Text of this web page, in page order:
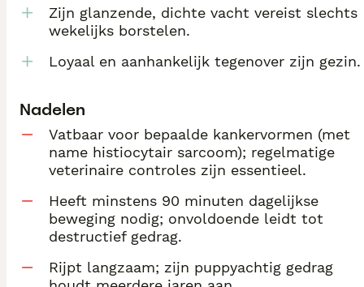
Zijn glanzende, dichte vacht vereist slechts
wekelijks borstelen.
Loyaal en aanhankelijk tegenover zijn gezin.
Nadelen
Vatbaar voor bepaalde kankervormen (met
name histiocytair sarcoom); regelmatige
veterinaire controles zijn essentieel.
Heeft minstens 90 minuten dagelijkse
beweging nodig; onvoldoende leidt tot
destructief gedrag.
Rijpt langzaam; zijn puppyachtig gedrag